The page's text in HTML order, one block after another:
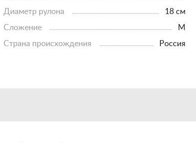
Диаметр рулона
18 см
Сложение
М
Страна происхождения
россия